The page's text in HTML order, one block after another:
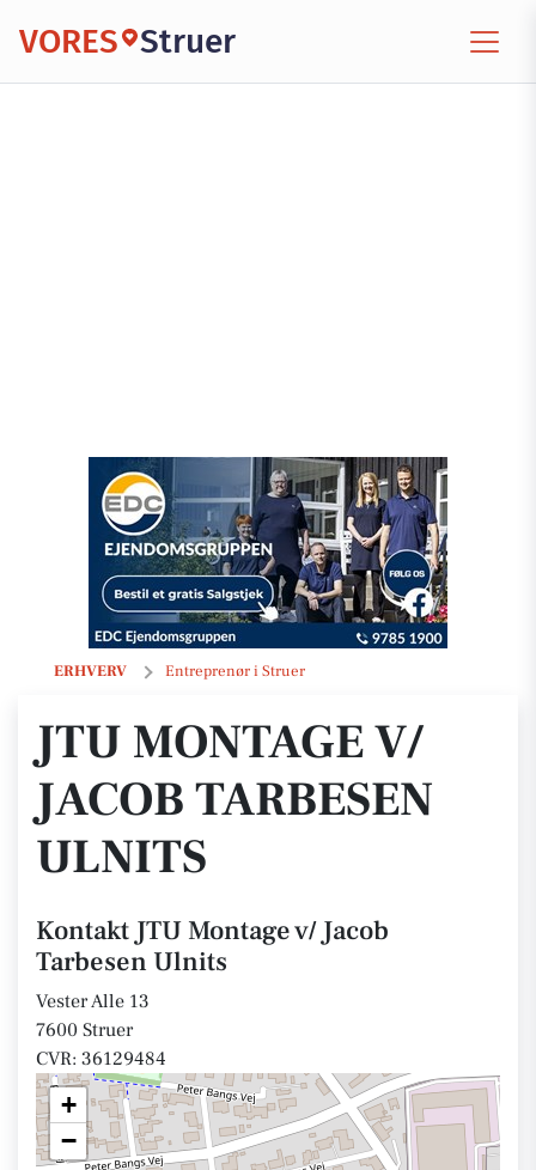
VORES Struer
ERHVERV Entreprenør i Struer
JTU Montage v/ Jacob Tarbesen Ulnits
JTU MONTAGE V/
JACOB TARBESEN
ULNITS
Kontakt JTU Montage v/ Jacob
Tarbesen Ulnits
Vester Alle 13
7600 Struer
CVR: 36129484
+
−